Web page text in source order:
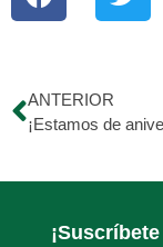
ANTERIOR
¡Estamos de